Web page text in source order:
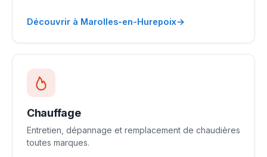
Découvrir à Marolles-en-Hurepoix→
Chauffage
Entretien, dépannage et remplacement de chaudières
toutes marques.